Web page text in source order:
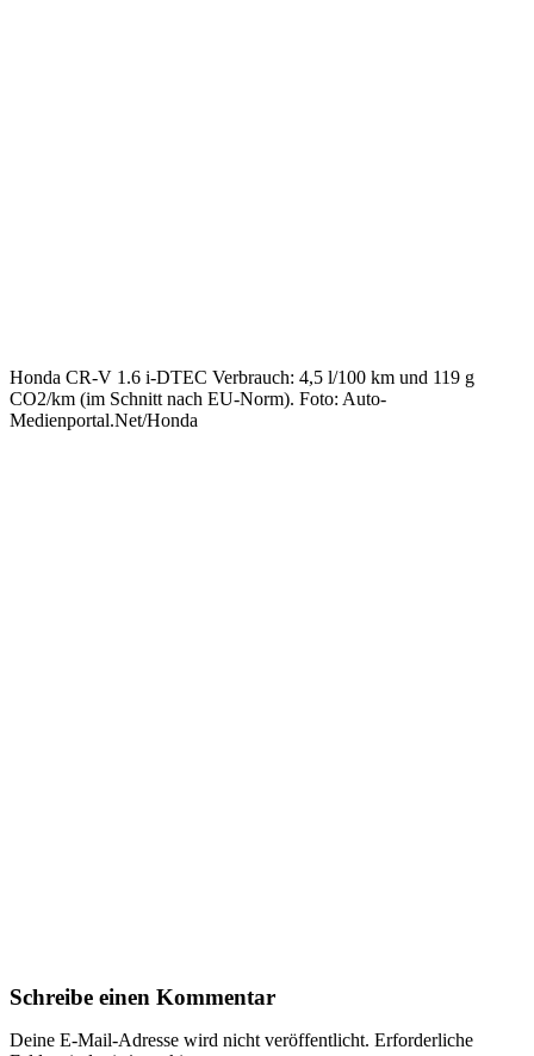
Honda CR-V 1.6 i-DTEC Verbrauch: 4,5 l/100 km und 119 g
CO2/km (im Schnitt nach EU-Norm). Foto: Auto-
Medienportal.Net/Honda
Schreibe einen Kommentar
Deine E-Mail-Adresse wird nicht veröffentlicht. Erforderliche